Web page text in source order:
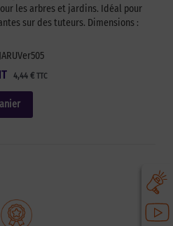
les arbres et jardins. Idéal pour
sur des tuteurs. Dimensions :
4,44 €TTC